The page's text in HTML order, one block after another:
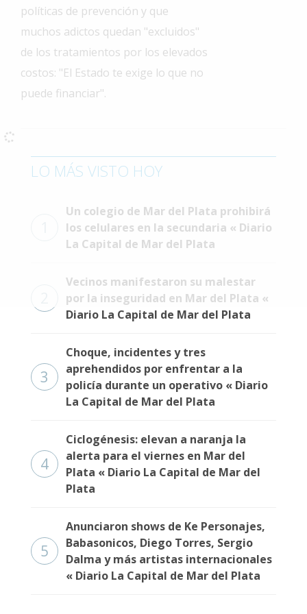
Interés
General
La
Ciudad
Deportes
Espectáculos
Policiales
Clasificados
Fúnebres
políticas de prevención y que
muchos adictos quedan "excluidos"
de los tratamientos por los elevados
costos: "El Estado te exige lo que no
puede financiar".
LO MÁS VISTO HOY
Un colegio de Mar del Plata prohibirá
los celulares en la secundaria « Diario
La Capital de Mar del Plata
Vecinos manifestaron su malestar
por la inseguridad en Mar del Plata «
Diario La Capital de Mar del Plata
3
Choque, incidentes y tres
aprehendidos por enfrentar a la
policía durante un operativo « Diario
La Capital de Mar del Plata
4
Ciclogénesis: elevan a naranja la
alerta para el viernes en Mar del
Plata « Diario La Capital de Mar del
Plata
5
Anunciaron shows de Ke Personajes,
Babasonicos, Diego Torres, Sergio
Dalma y más artistas internacionales
« Diario La Capital de Mar del Plata